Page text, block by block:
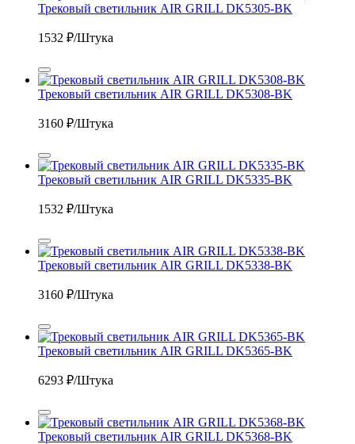
Трековый светильник AIR GRILL DK5305-BK
1532 ₽/Штука
Трековый светильник AIR GRILL DK5308-BK
3160 ₽/Штука
Трековый светильник AIR GRILL DK5335-BK
1532 ₽/Штука
Трековый светильник AIR GRILL DK5338-BK
3160 ₽/Штука
Трековый светильник AIR GRILL DK5365-BK
6293 ₽/Штука
Трековый светильник AIR GRILL DK5368-BK